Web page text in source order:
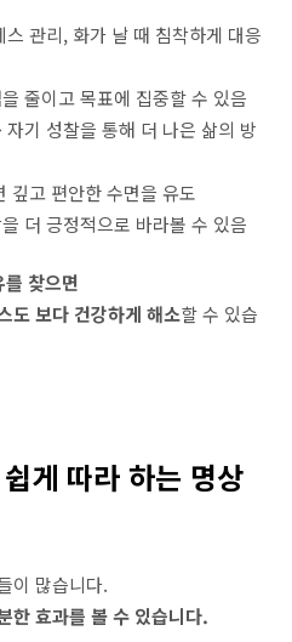
관리, 화가 날 때 침착하게 대응
줄이고 목표에 집중할 수 있음
기 성찰을 통해 더 나은 삶의 방
고 편안한 수면을 유도
더 긍정적으로 바라볼 수 있음
를 찾으면
도 보다 건강하게 해소할 수 있습
게 따라 하는 명상
이 많습니다.
한 효과를 볼 수 있습니다.